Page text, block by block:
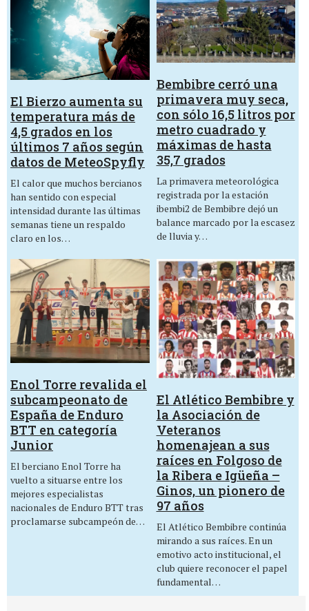
El Bierzo aumenta su
temperatura más de
4,5 grados en los
últimos 7 años según
datos de MeteoSpyfly
El calor que muchos bercianos
han sentido con especial
intensidad durante las últimas
semanas tiene un respaldo
claro en los…
Bembibre cerró una
primavera muy seca,
con sólo 16,5 litros por
metro cuadrado y
máximas de hasta
35,7 grados
La primavera meteorológica
registrada por la estación
ibembi2 de Bembibre dejó un
balance marcado por la escasez
de lluvia y…
Enol Torre revalida el
subcampeonato de
España de Enduro
BTT en categoría
Junior
El berciano Enol Torre ha
vuelto a situarse entre los
mejores especialistas
nacionales de Enduro BTT tras
proclamarse subcampeón de…
El Atlético Bembibre y
la Asociación de
Veteranos
homenajean a sus
raíces en Folgoso de
la Ribera e Igüeña –
Ginos, un pionero de
97 años
El Atlético Bembibre continúa
mirando a sus raíces. En un
emotivo acto institucional, el
club quiere reconocer el papel
fundamental…